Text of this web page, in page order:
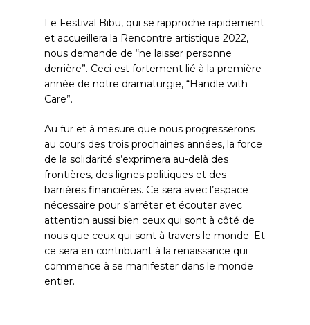
Le Festival Bibu, qui se rapproche rapidement
et accueillera la Rencontre artistique 2022,
nous demande de “ne laisser personne
derrière”. Ceci est fortement lié à la première
année de notre dramaturgie, “Handle with
Care”.
Au fur et à mesure que nous progresserons
au cours des trois prochaines années, la force
de la solidarité s’exprimera au-delà des
frontières, des lignes politiques et des
barrières financières. Ce sera avec l’espace
nécessaire pour s’arrêter et écouter avec
attention aussi bien ceux qui sont à côté de
nous que ceux qui sont à travers le monde. Et
ce sera en contribuant à la renaissance qui
commence à se manifester dans le monde
entier.